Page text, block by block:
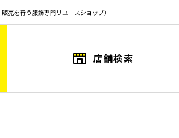
売を行う服飾専門リユースショップ）
店舗検索